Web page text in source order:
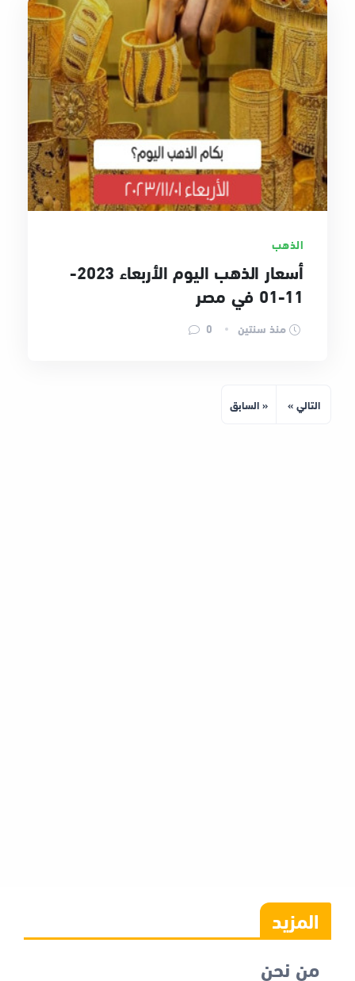
الذهب
أسعار الذهب اليوم الأربعاء 2023-
11-01 في مصر
منذ سنتين
« السابق التالي »
المزيد
من نحن